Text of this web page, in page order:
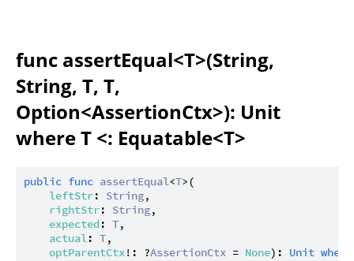
func assertEqual<T>(String,
String, T, T,
Option<AssertionCtx>): Unit
where T <: Equatable<T>
public func assertEqual<T>(
leftStr: String,
rightStr: String,
expected: T,
actual: T,
optParentCtx!: ?AssertionCtx = None): Unit where